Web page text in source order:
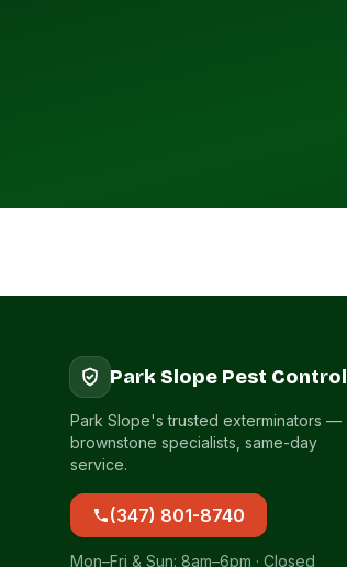
Park Slope Pest Control
Park Slope's trusted exterminators —
brownstone specialists, same-day
service.
(347) 801-8740
Mon–Fri & Sun: 8am–6pm · Closed